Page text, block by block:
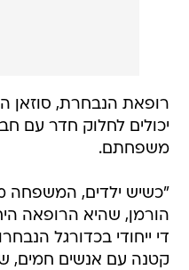
רופאת הנבחרת, סוזאן
יכולים לחלוק חדר עם
משפחתם.
"כשיש ילדים, המשפחה
הורמן, שהיא הרופאה
די ייחודי בכדורגל
קטנה עם אנשים חמים,